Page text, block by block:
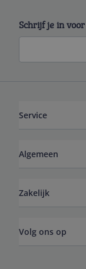
Schrijf je in
Service
Algemeen
Zakelijk
Volg ons op